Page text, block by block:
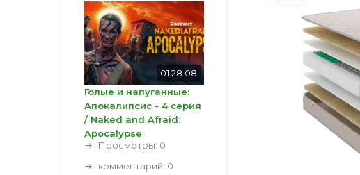
01:28:08
Голые и напуганные:
Апокалипсис - 4 серия
/ Naked and Afraid:
Apocalypse
Просмотры: 0
комментарий: 0